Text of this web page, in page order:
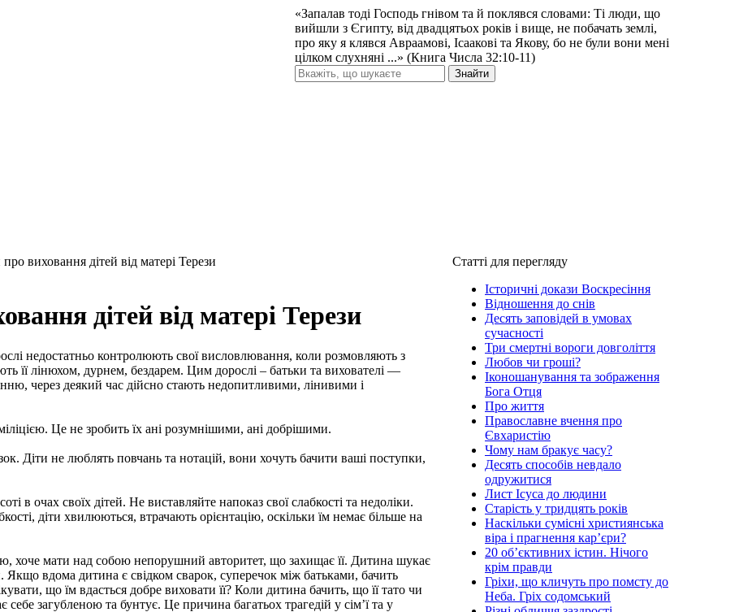
«Запалав тоді Господь гнівом та й поклявся словами: Ті люди, що
вийшли з Єгипту, від двадцятьох років і вище, не побачать землі,
про яку я клявся Авраамові, Ісаакові та Якову, бо не були вони мені
цілком слухняні ...» (Книга Числа 32:10-11)
Знайти
виховання дітей від матері Терези
дітей від матері Терези
недостатньо контролюють свої висловлювання, коли розмовляють з
її лінюхом, дурнем, бездарем. Цим дорослі – батьки та вихователі —
через деякий час дійсно стають недопитливими, лінивими і
Це не зробить їх ані розумнішими, ані добрішими.
Діти не люблять повчань та нотацій, вони хочуть бачити ваші поступки,
в очах своїх дітей. Не виставляйте напоказ свої слабкості та недоліки.
діти хвилюються, втрачають орієнтацію, оскільки їм немає більше на
хоче мати над собою непорушний авторитет, що захищає її. Дитина шукає
Якщо вдома дитина є свідком сварок, суперечок між батьками, бачить
що їм вдасться добре виховати її? Коли дитина бачить, що її тато чи
загубленою та бунтує. Це причина багатьох трагедій у сім’ї та у
Статті для перегляду
Історичні докази Воскресіння
Відношення до снів
Десять заповідей в умовах
сучасності
Три смертні вороги довголіття
Любов чи гроші?
Іконошанування та зображення
Бога Отця
Про життя
Православне вчення про
Євхаристію
Чому нам бракує часу?
Десять способів невдало
одружитися
Лист Ісуса до людини
Старість у тридцять років
Наскільки сумісні християнська
віра і прагнення кар’єри?
20 об’єктивних істин. Нічого
крім правди
Гріхи, що кличуть про помсту до
Неба. Гріх содомський